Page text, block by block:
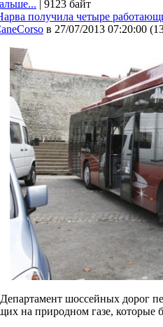
| 9123 байт
получила четыре
в 27/07/2013 07:20:00 (
шоссейных дорог
на природном газе, которые